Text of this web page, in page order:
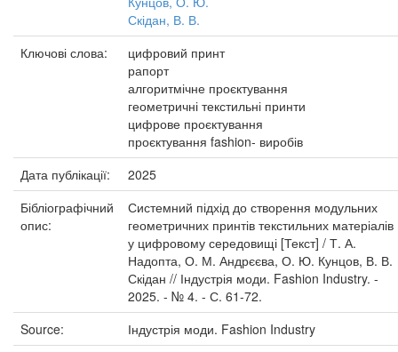
Скідан, В. В.
Ключові слова:
цифровий принт
рапорт
алгоритмічне проєктування
геометричні текстильні принти
цифрове проєктування
проєктування fashion- виробів
Дата публікації:
2025
Бібліографічний
опис:
Системний підхід до створення модульних
геометричних принтів текстильних матеріалів
у цифровому середовищі [Текст] / Т. А.
Надопта, О. М. Андрєєва, О. Ю. Кунцов, В. В.
Скідан // Індустрія моди. Fashion Industry. -
2025. - № 4. - С. 61-72.
Source:
Індустрія моди. Fashion Industry